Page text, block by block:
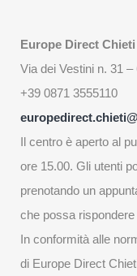
Europe Direct Chieti
Via dei Vestini n. 31 –
+39 0871 3555110
Il centro è aperto al
ore 15.00. Gli utenti
prenotando un
che possa
In conformità alle
di Europe Direct